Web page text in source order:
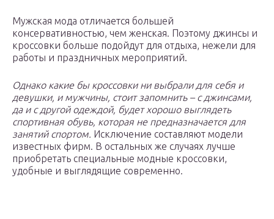
Мужская мода отличается большей
консервативностью, чем женская. Поэтому джинсы и
кроссовки больше подойдут для отдыха, нежели для
работы и праздничных мероприятий.
Однако какие бы кроссовки ни выбрали для себя и
девушки, и мужчины, стоит запомнить – с джинсами,
да и с другой одеждой, будет хорошо выглядеть
спортивная обувь, которая не предназначается для
занятий спортом. Исключение составляют модели
известных фирм. В остальных же случаях лучше
приобретать специальные модные кроссовки,
удобные и выглядящие современно.